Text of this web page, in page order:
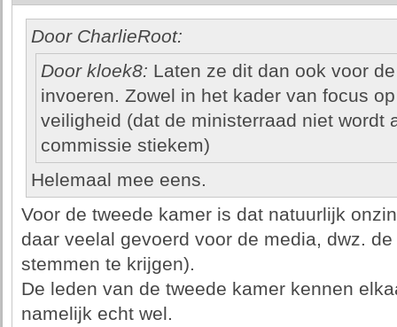
Door CharlieRoot:
Door kloek8: Laten ze dit dan ook voor
invoeren. Zowel in het kader van focus
veiligheid (dat de ministerraad niet wordt
commissie stiekem)
Helemaal mee eens.
Voor de tweede kamer is dat natuurlijk
daar veelal gevoerd voor de media, dwz.
stemmen te krijgen).
De leden van de tweede kamer kennen
namelijk echt wel.